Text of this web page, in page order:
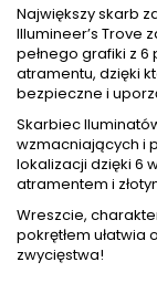
Największy skarb
Illumineer’s Trove
pełnego grafiki z
atramentu, dzięki
bezpieczne i
Skarbiec
wzmacniających i
lokalizacji dzięki 6
atramentem i
Wreszcie,
pokrętłem
zwycięstwa!